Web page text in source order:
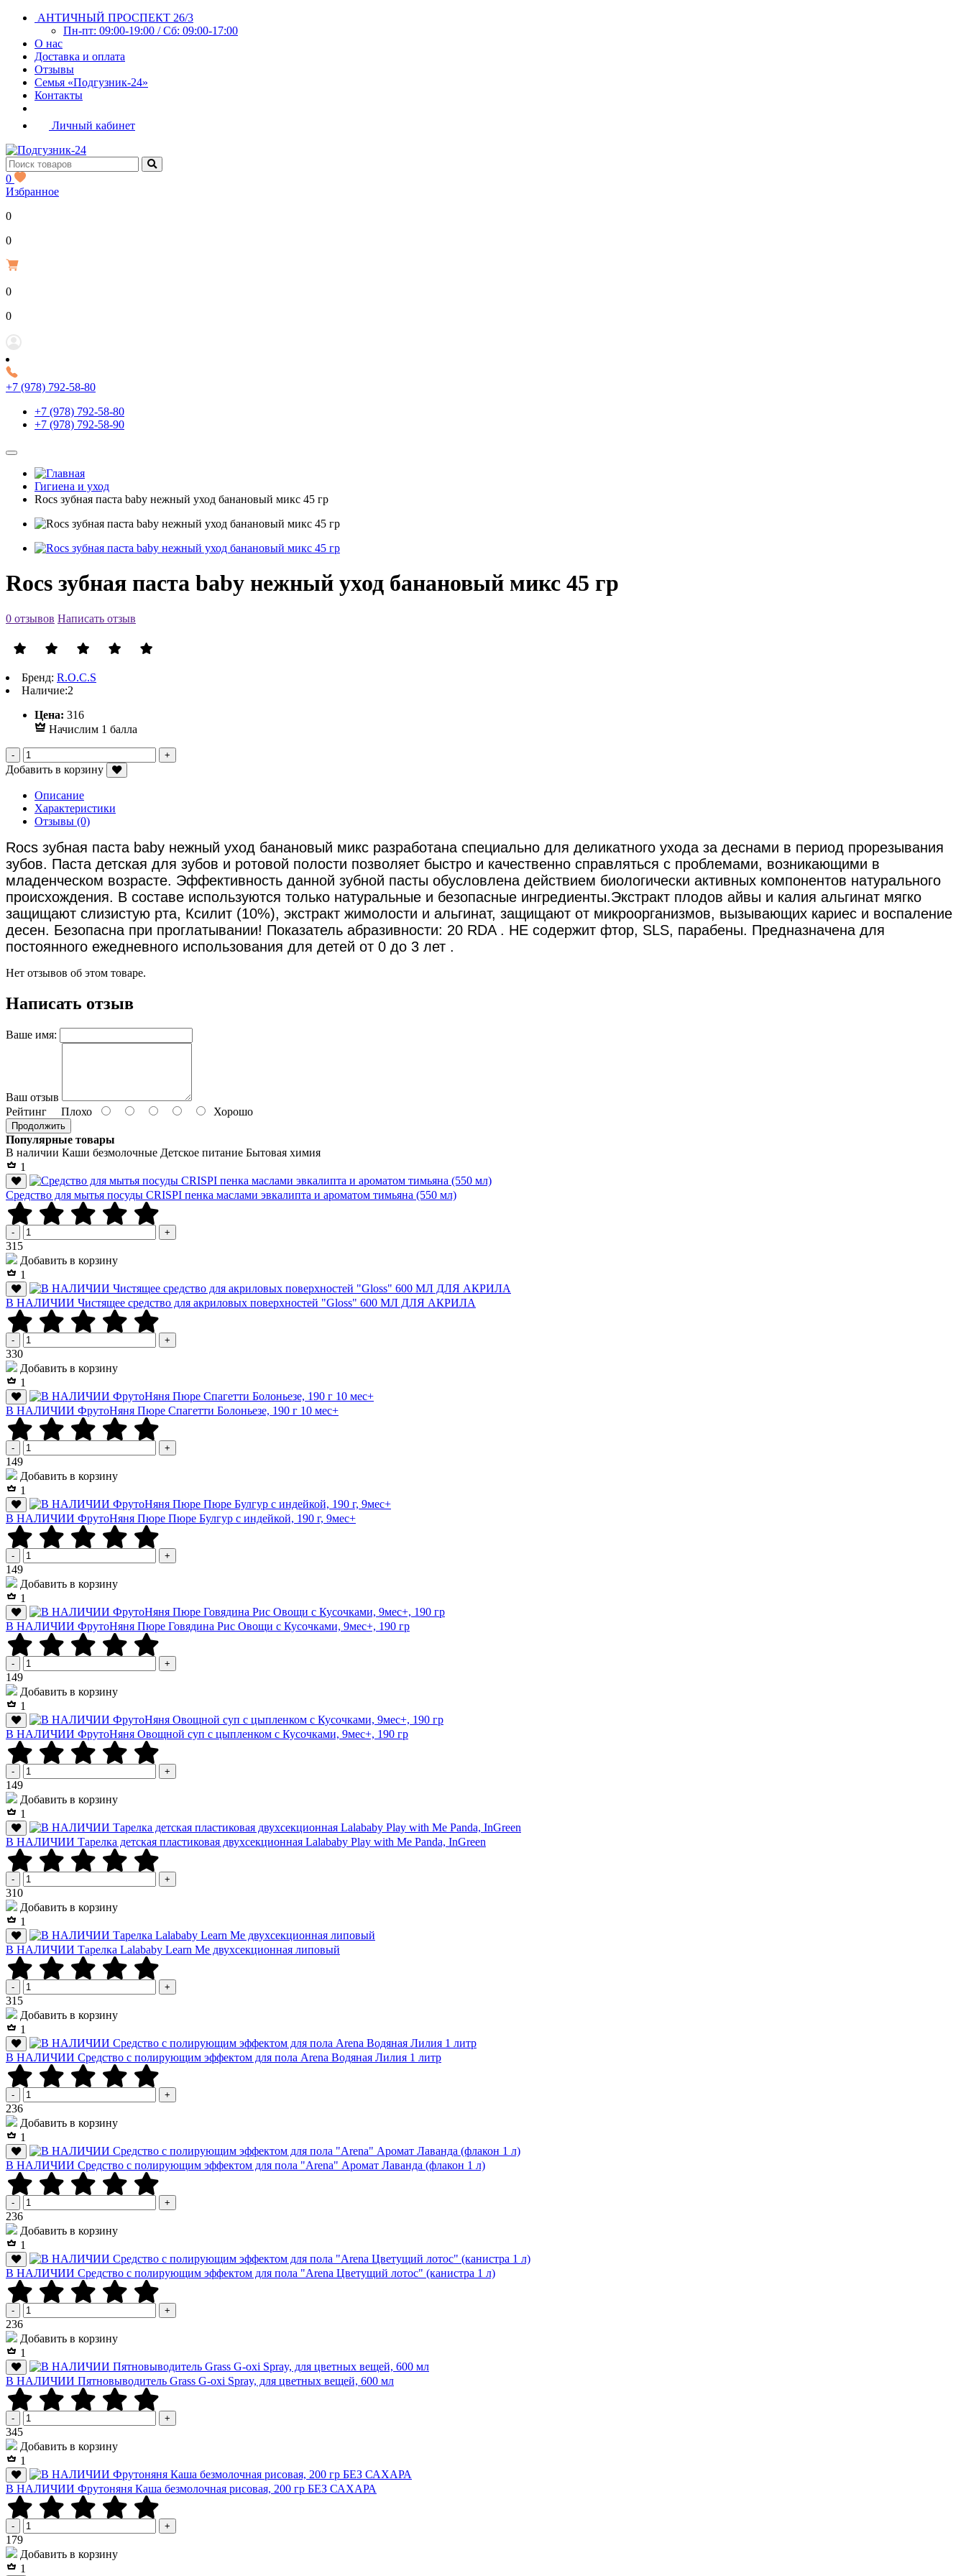
АНТИЧНЫЙ ПРОСПЕКТ 26/3
Пн-пт: 09:00-19:00 / Сб: 09:00-17:00
О нас
Доставка и оплата
Отзывы
Семья «Подгузник-24»
Контакты
Личный кабинет
0
Избранное
0
0Р
0
0Р
+7 (978) 792-58-80
+7 (978) 792-58-80
+7 (978) 792-58-90
Гигиена и уход
Rocs зубная паста baby нежный уход банановый микс 45 гр
Rocs зубная паста baby нежный уход банановый микс 45 гр
0 отзывов Написать отзыв
Бренд: R.O.C.S
Наличие:2
Цена: 316Р
Начислим 1 балла
Добавить в корзину
Описание
Характеристики
Отзывы (0)
Rocs зубная паста baby нежный уход банановый микс разработана специально для деликатного ухода за деснами в период прорезывания
зубов. Паста детская для зубов и ротовой полости позволяет быстро и качественно справляться с проблемами, возникающими в
младенческом возрасте. Эффективность данной зубной пасты обусловлена действием биологически активных компонентов натурального
происхождения. В составе используются только натуральные и безопасные ингредиенты.Экстракт плодов айвы и калия альгинат мягко
защищают слизистую рта, Ксилит (10%), экстракт жимолости и альгинат, защищают от микроорганизмов, вызывающих кариес и воспаление
десен. Безопасна при проглатывании! Показатель абразивности: 20 RDA . НЕ содержит фтор, SLS, парабены. Предназначена для
постоянного ежедневного использования для детей от 0 до 3 лет .
Нет отзывов об этом товаре.
Написать отзыв
Ваше имя:
Ваш отзыв
Рейтинг Плохо Хорошо
Продолжить
Популярные товары
В наличии Каши безмолочные Детское питание Бытовая химия
1
Средство для мытья посуды CRISPI пенка маслами эвкалипта и ароматом тимьяна (550 мл)
- +
315Р
Добавить в корзину
1
В НАЛИЧИИ Чистящее средство для акриловых поверхностей "Gloss" 600 МЛ ДЛЯ АКРИЛА
- +
330Р
Добавить в корзину
1
В НАЛИЧИИ ФрутоНяня Пюре Спагетти Болоньезе, 190 г 10 мес+
- +
149Р
Добавить в корзину
1
В НАЛИЧИИ ФрутоНяня Пюре Пюре Булгур с индейкой, 190 г, 9мес+
- +
149Р
Добавить в корзину
1
В НАЛИЧИИ ФрутоНяня Пюре Говядина Рис Овощи с Кусочками, 9мес+, 190 гр
- +
149Р
Добавить в корзину
1
В НАЛИЧИИ ФрутоНяня Овощной суп с цыпленком с Кусочками, 9мес+, 190 гр
- +
149Р
Добавить в корзину
1
В НАЛИЧИИ Тарелка детская пластиковая двухсекционная Lalababy Play with Me Panda, InGreen
- +
310Р
Добавить в корзину
1
В НАЛИЧИИ Тарелка Lalababy Learn Me двухсекционная липовый
- +
315Р
Добавить в корзину
1
В НАЛИЧИИ Средство с полирующим эффектом для пола Arena Водяная Лилия 1 литр
- +
236Р
Добавить в корзину
1
В НАЛИЧИИ Средство с полирующим эффектом для пола "Arena" Аромат Лаванда (флакон 1 л)
- +
236Р
Добавить в корзину
1
В НАЛИЧИИ Средство с полирующим эффектом для пола "Arena Цветущий лотос" (канистра 1 л)
- +
236Р
Добавить в корзину
1
В НАЛИЧИИ Пятновыводитель Grass G-oxi Spray, для цветных вещей, 600 мл
- +
345Р
Добавить в корзину
1
В НАЛИЧИИ Фрутоняня Каша безмолочная рисовая, 200 гр БЕЗ САХАРА
- +
179Р
Добавить в корзину
1